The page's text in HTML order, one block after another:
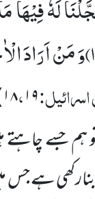
لَهٗ
وَ مَنْ اَرَادَ
۱۸،۱۹
ہم جسے چاہتے
ہے جس